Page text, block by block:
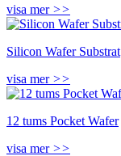
visa mer >>
Silicon Wafer Substrat
visa mer >>
12 tums Pocket Wafer
visa mer >>